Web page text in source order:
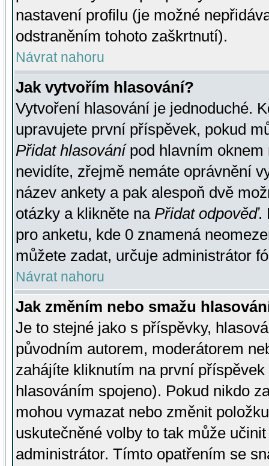
nastavení profilu (je možné
odstraněním tohoto zaškrtnutí).
Návrat nahoru
Jak vytvořím hlasování?
Vytvoření hlasování je jednoduché.
upravujete první příspěvek, pokud
Přidat hlasovánípod hlavním oknem
nevidíte, zřejmě nemáte oprávnění
název ankety a pak alespoň dvě
otázky a klikněte na Přidat odpověď.
pro anketu, kde 0 znamená
můžete zadat, určuje administrátor
Návrat nahoru
Jak změním nebo smažu
Je to stejné jako s příspěvky,
původním autorem, moderátorem
zahájíte kliknutím na první
hlasováním spojeno). Pokud nikdo
mohou vymazat nebo změnit
uskutečněné volby to tak může
administrátor. Tímto opatřením se